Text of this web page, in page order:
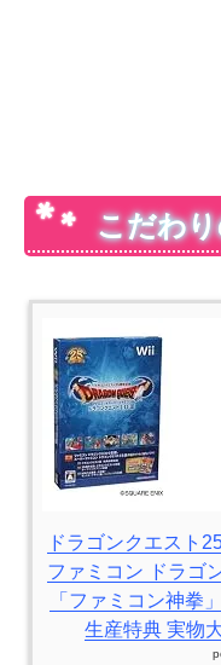
こだわ
ドラゴンクエスト
ファミコン ドラゴ
「ファミコン神拳
生産特典 実物